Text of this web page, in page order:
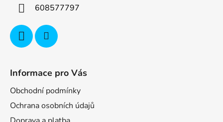
608577797
Informace pro Vás
Obchodní podmínky
Ochrana osobních údajů